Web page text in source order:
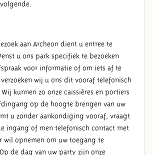
aan Archeon dient u entree te
u ons park specifiek te bezoeken
voor informatie of om iets af te
wij u ons dit vooraf telefonisch
kunnen zo onze caissières en portiers
op de hoogte brengen van uw
u zonder aankondiging vooraf, vraagt
ingang of men telefonisch contact met
wil opnemen om uw toegang te
de dag van uw party zijn onze